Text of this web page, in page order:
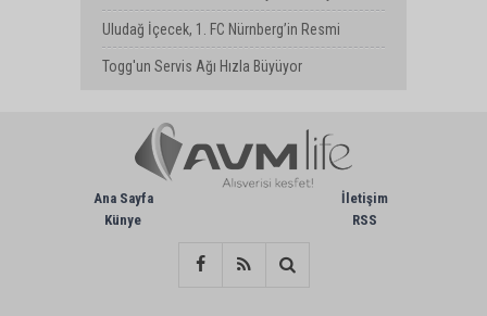
Finansman Desteği
Uludağ İçecek, 1. FC Nürnberg’in Resmi
Sponsoru Oldu
Togg'un Servis Ağı Hızla Büyüyor
Ana Sayfa
Künye
İletişim
RSS